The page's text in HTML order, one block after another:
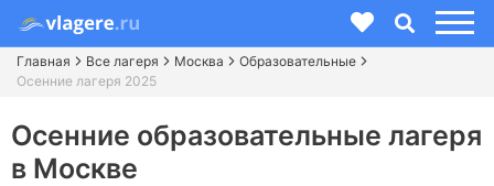
Главная Все лагеря Москва
Образовательные
Осенние лагеря 2025
Осенние образовательные лагеря
в Москве